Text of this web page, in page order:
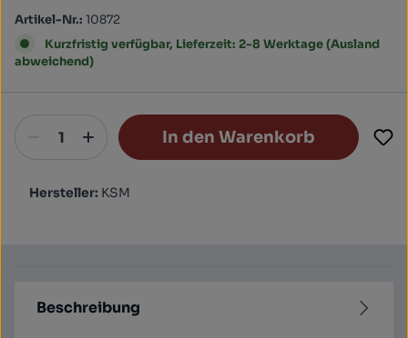
Artikel-Nr.: 10872
Kurzfristig verfügbar, Lieferzeit: 2-8 Werktage (Ausland
abweichend)
In den Warenkorb
Hersteller: KSM
Beschreibung